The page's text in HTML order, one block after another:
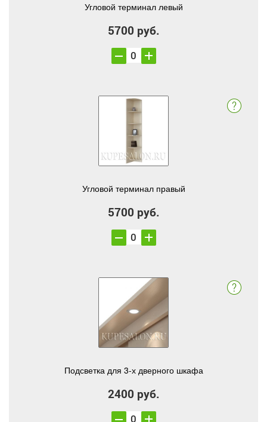
Угловой терминал левый
5700 руб.
Угловой терминал правый
5700 руб.
Подсветка для 3-х дверного шкафа
2400 руб.